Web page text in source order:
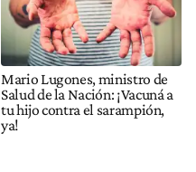
Mario Lugones, ministro de
Salud de la Nación: ¡Vacuná a
tu hijo contra el sarampión,
ya!